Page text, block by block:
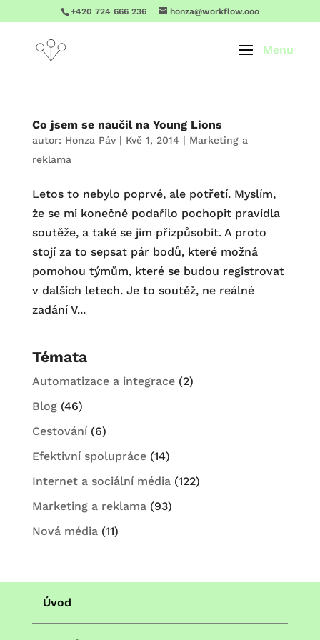
+420 724 666 236 honza@workflow.ooo
Co jsem se naučil na Young Lions
autor: Honza Páv| Kvě 1, 2014 | Marketing a
reklama
Letos to nebylo poprvé, ale potřetí. Myslím,
že se mi konečně podařilo pochopit pravidla
soutěže, a také se jim přizpůsobit. A proto
stojí za to sepsat pár bodů, které možná
pomohou týmům, které se budou registrovat
v dalších letech. Je to soutěž, ne reálné
zadání V...
Témata
Automatizace a integrace(2)
Blog(46)
Cestování(6)
Efektivní spolupráce(14)
Internet a sociální média(122)
Marketing a reklama(93)
Nová média(11)
Úvod